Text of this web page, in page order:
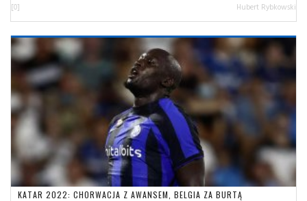
[0] Hubert Rybkowski
KATAR 2022: CHORWACJA Z AWANSEM, BELGIA ZA BURTĄ